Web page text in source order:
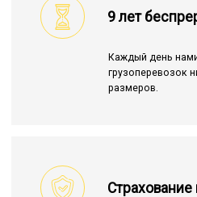
9 лет
Каждый день
грузоперевозок
размеров.
Страхование